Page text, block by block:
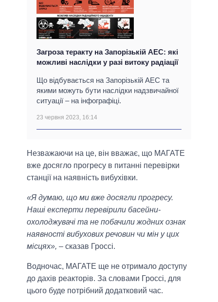
Загроза теракту на Запорізькій АЕС: які
можливі наслідки у разі витоку радіації
Що відбувається на Запорізькій АЕС та
якими можуть бути наслідки надзвичайної
ситуації – на інфографіці.
23 червня 2023, 16:14
Незважаючи на це, він вважає, що МАГАТЕ
вже досягло прогресу в питанні перевірки
станції на наявність вибухівки.
«Я думаю, що ми вже досягли прогресу.
Наші експерти перевірили басейни-
охолоджувачі та не побачили жодних ознак
наявності вибухових речовин чи мін у цих
місцях», – сказав Гроссі.
Водночас, МАГАТЕ ще не отримало доступу
до дахів реакторів. За словами Гроссі, для
цього буде потрібний додатковий час.